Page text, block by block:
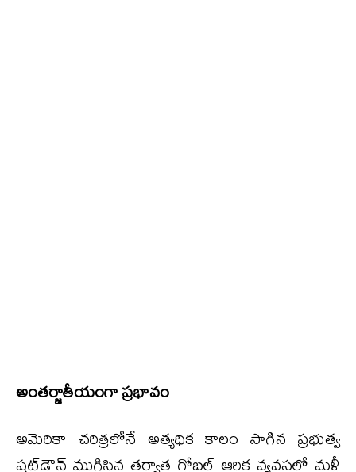
అంతర్జాతీయంగా ప్రభావం
అమెరికా చరిత్రలోనే అత్యధిక కాలం సాగిన ప్రభుత్వ
షట్‌డౌన్‌ ముగిసిన తర్వాత గ్లోబల్‌ ఆర్థిక వ్యవస్థలో మళ్లీ